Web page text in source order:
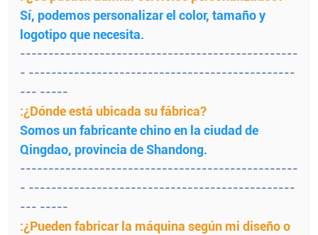
Sí, podemos personalizar el color, tamaño y
logotipo que necesita.
-------------------------------------------------
- -----------------------------------------------
--- -----
:¿Dónde está ubicada su fábrica?
Somos un fabricante chino en la ciudad de
Qingdao, provincia de Shandong.
-------------------------------------------------
- -----------------------------------------------
--- -----
:¿Pueden fabricar la máquina según mi diseño o